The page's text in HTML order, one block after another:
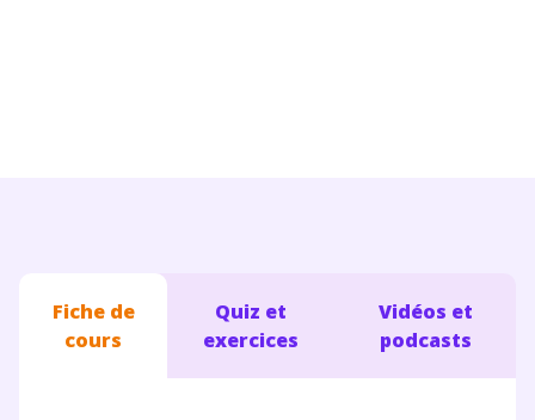
Fiche de
cours
Quiz et
exercices
Vidéos et
podcasts